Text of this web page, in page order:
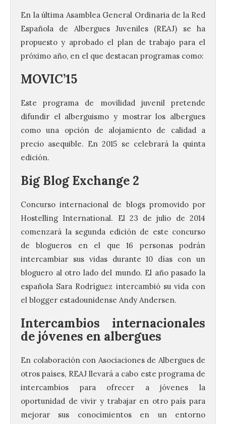
En la última Asamblea General Ordinaria de la Red
Española de Albergues Juveniles (REAJ) se ha
propuesto y aprobado el plan de trabajo para el
próximo año, en el que destacan programas como:
MOVIC’15
Este programa de movilidad juvenil pretende
difundir el alberguismo y mostrar los albergues
como una opción de alojamiento de calidad a
precio asequible. En 2015 se celebrará la quinta
edición.
Big Blog Exchange 2
Concurso internacional de blogs promovido por
Hostelling International. El 23 de julio de 2014
comenzará la segunda edición de este concurso
de blogueros en el que 16 personas podrán
intercambiar sus vidas durante 10 días con un
bloguero al otro lado del mundo. El año pasado la
española Sara Rodríguez intercambió su vida con
el blogger estadounidense Andy Andersen.
Intercambios internacionales
de jóvenes en albergues
En colaboración con Asociaciones de Albergues de
otros países, REAJ llevará a cabo este programa de
intercambios para ofrecer a jóvenes la
oportunidad de vivir y trabajar en otro país para
mejorar sus conocimientos en un entorno